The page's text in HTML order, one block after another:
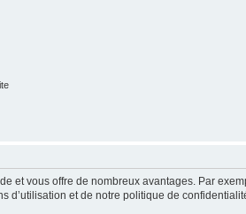
et vous offre de nombreux avantages. Par
et de notre politique de